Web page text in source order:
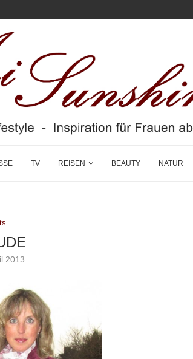
TV REISEN BEAUTY NATUR
2013